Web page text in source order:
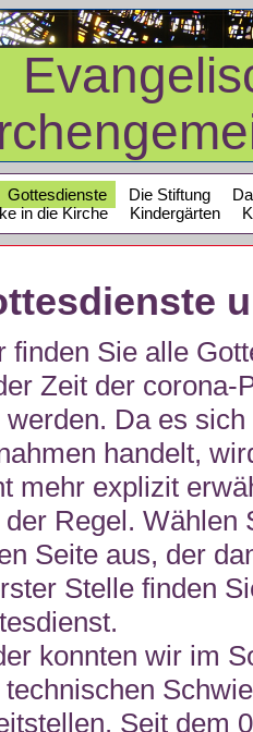
Gottesdienste Die Stiftung
in die Kirche
Kindergärten
finden Sie alle
Zeit der corona-
werden. Da es
handelt,
mehr explizit
Regel. Wählen
Seite aus, der
Stelle finden
konnten wir im
Seit dem